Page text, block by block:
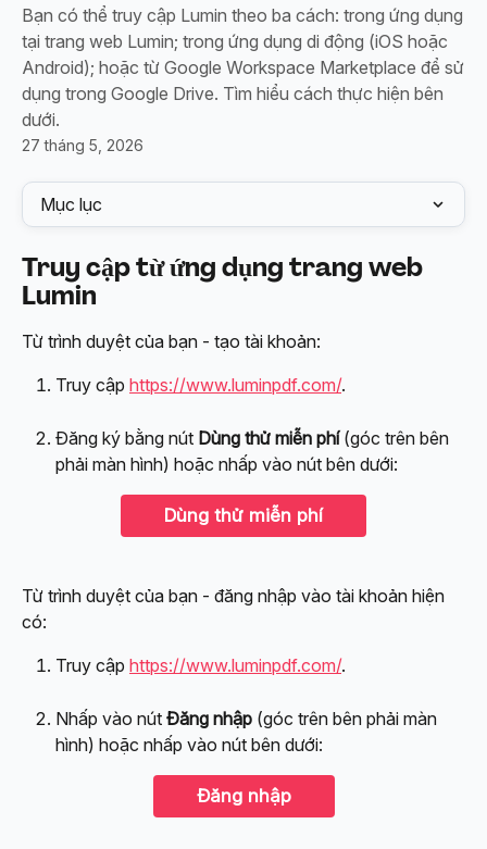
Bạn có thể truy cập Lumin theo ba cách: trong ứng dụng
tại trang web Lumin; trong ứng dụng di động (iOS hoặc
Android); hoặc từ Google Workspace Marketplace để sử
dụng trong Google Drive. Tìm hiểu cách thực hiện bên
dưới.
27 tháng 5, 2026
Mục lục
Truy cập từ ứng dụng trang web
Lumin
Từ trình duyệt của bạn - tạo tài khoản:
Truy cập https://www.luminpdf.com/.
Đăng ký bằng nút Dùng thử miễn phí (góc trên bên
phải màn hình) hoặc nhấp vào nút bên dưới:
Dùng thử miễn phí
Từ trình duyệt của bạn - đăng nhập vào tài khoản hiện
có:
Truy cập https://www.luminpdf.com/.
Nhấp vào nút Đăng nhập (góc trên bên phải màn
hình) hoặc nhấp vào nút bên dưới:
Đăng nhập